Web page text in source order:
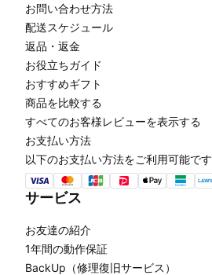
お問い合わせ方法
配送スケジュール
返品・返金
お役立ちガイド
おすすめギフト
商品を比較する
すべてのお客様レビューを表示する
お支払い方法
以下のお支払い方法をご利用可能です
サービス
お友達の紹介
1年間の動作保証
BackUp（修理復旧サービス）